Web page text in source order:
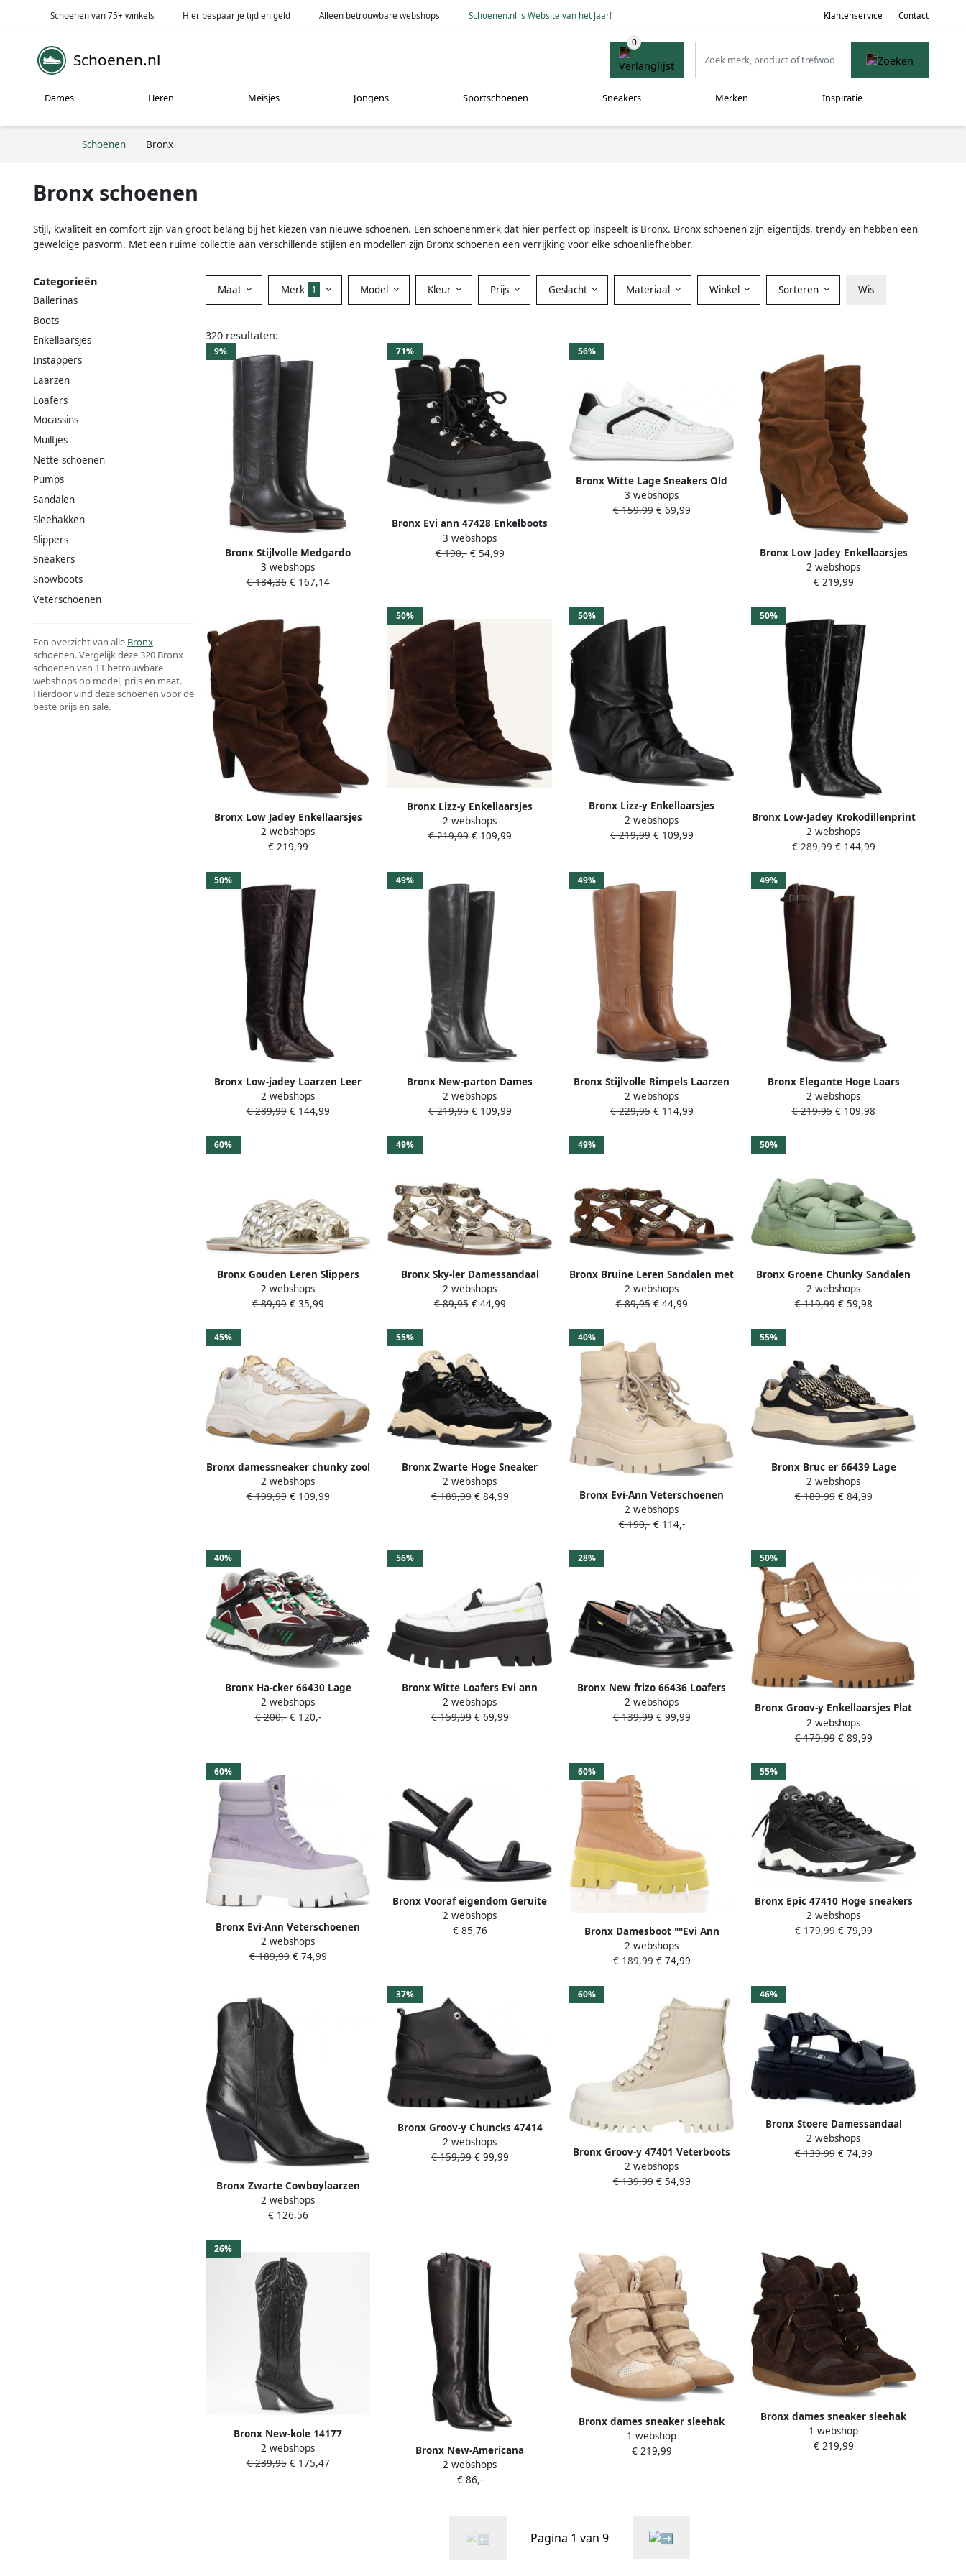
Schoenen van 75+ winkels Hier bespaar je tijd en geld Alleen betrouwbare webshops Schoenen.nl is Website van het Jaar! Klantenservice Contact
Schoenen.nl
Dames Heren Meisjes Jongens Sportschoenen Sneakers Merken Inspiratie
Schoenen Bronx
Bronx schoenen
Stijl, kwaliteit en comfort zijn van groot belang bij het kiezen van nieuwe schoenen. Een schoenenmerk dat hier perfect op inspeelt is Bronx. Bronx schoenen zijn eigentijds, trendy en hebben een
geweldige pasvorm. Met een ruime collectie aan verschillende stijlen en modellen zijn Bronx schoenen een verrijking voor elke schoenliefhebber.
Categorieën
Ballerinas
Boots
Enkellaarsjes
Instappers
Laarzen
Loafers
Mocassins
Muiltjes
Nette schoenen
Pumps
Sandalen
Sleehakken
Slippers
Sneakers
Snowboots
Veterschoenen
Een overzicht van alle Bronx
schoenen. Vergelijk deze 320 Bronx
schoenen van 11 betrouwbare
webshops op model, prijs en maat.
Hierdoor vind deze schoenen voor de
beste prijs en sale.
Maat Merk 1 Model Kleur Prijs Geslacht Materiaal Winkel Sorteren Wis
320 resultaten:
9%
Bronx Stijlvolle Medgardo
Laarzen Black Dames
3 webshops
€ 184,36€ 167,14
71%
Bronx Evi ann 47428 Enkelboots
Enkellaarsjes Dames Zwart
3 webshops
€ 190,-€ 54,99
56%
Bronx Witte Lage Sneakers Old
Cosmo 66425
3 webshops
€ 159,99€ 69,99
Bronx Low Jadey Enkellaarsjes
Enkelboots Dames Bruin
2 webshops
€ 219,99
Bronx Low Jadey Enkellaarsjes
Enkelboots Dames Bruin
2 webshops
€ 219,99
50%
Bronx Lizz-y Enkellaarsjes
Enkelboots met rits Dames Bruin
2 webshops
€ 219,99€ 109,99
50%
Bronx Lizz-y Enkellaarsjes
Enkelboots met rits Dames Zwart
2 webshops
€ 219,99€ 109,99
50%
Bronx Low-Jadey Krokodillenprint
Hoge Laarzen
2 webshops
€ 289,99€ 144,99
50%
Bronx Low-jadey Laarzen Leer
Dames Bruin
2 webshops
€ 289,99€ 144,99
49%
Bronx New-parton Dames
Laarzen Zwart
2 webshops
€ 219,95€ 109,99
49%
Bronx Stijlvolle Rimpels Laarzen
Brown Dames
2 webshops
€ 229,95€ 114,99
49%
Bronx Elegante Hoge Laars
koffieboon Brown Dames
2 webshops
€ 219,95€ 109,98
60%
Bronx Gouden Leren Slippers
Delan-y 8520-m
2 webshops
€ 89,99€ 35,99
49%
Bronx Sky-ler Damessandaal
antiek goud Yellow Dames
2 webshops
€ 89,95€ 44,99
49%
Bronx Bruine Leren Sandalen met
Gouden Details Brown Dames
2 webshops
€ 89,95€ 44,99
50%
Bronx Groene Chunky Sandalen
Bru-Te Stijl Green Dames
2 webshops
€ 119,99€ 59,98
45%
Bronx damessneaker chunky zool
66456 BAISLEY beige zwart
2 webshops
€ 199,99€ 109,99
55%
Bronx Zwarte Hoge Sneaker
Tayke-over 47309
2 webshops
€ 189,99€ 84,99
40%
Bronx Evi-Ann Veterschoenen
Hoog gebroken wit
2 webshops
€ 190,-€ 114,-
55%
Bronx Bruc er 66439 Lage
sneakers Leren Sneaker Dames
Zwart
2 webshops
€ 189,99€ 84,99
40%
Bronx Ha-cker 66430 Lage
sneakers Leren Sneaker Dames
Grijs
2 webshops
€ 200,-€ 120,-
56%
Bronx Witte Loafers Evi ann
66433
2 webshops
€ 159,99€ 69,99
28%
Bronx New frizo 66436 Loafers
Instappers Dames Zwart
2 webshops
€ 139,99€ 99,99
50%
Bronx Groov-y Enkellaarsjes Plat
cognac
2 webshops
€ 179,99€ 89,99
60%
Bronx Evi-Ann Veterschoenen
Hoog lila
2 webshops
€ 189,99€ 74,99
Bronx Vooraf eigendom Geruite
Stoffen Tas Black Dames
2 webshops
€ 85,76
60%
Bronx Damesboot ""Evi Ann
47421"" naturel geel
2 webshops
€ 189,99€ 74,99
55%
Bronx Epic 47410 Hoge sneakers
Leren Sneaker Dames Zwart
2 webshops
€ 179,99€ 79,99
Bronx Zwarte Cowboylaarzen
New kole 34215
2 webshops
€ 126,56
37%
Bronx Groov-y Chuncks 47414
Veterschoenen Dames Zwart
2 webshops
€ 159,99€ 99,99
60%
Bronx Groov-y 47401 Veterboots
Laarzen Met Veters Dames Camel
2 webshops
€ 139,99€ 54,99
46%
Bronx Stoere Damessandaal
""Groov-y Sandal Buckle"" zwart
2 webshops
€ 139,99€ 74,99
26%
Bronx New-kole 14177
Cowboylaarzen Western Laarzen
Dames Zwart
2 webshops
€ 239,95€ 175,47
Bronx New-Americana
Haklaarzen voor Vrouwen Black
Dames
2 webshops
€ 86,-
Bronx dames sneaker sleehak
Jae-yy triple strap suede beige
1 webshop
€ 219,99
Bronx dames sneaker sleehak
Jae-yy triple strap suede bruin
1 webshop
€ 219,99
Pagina 1 van 9